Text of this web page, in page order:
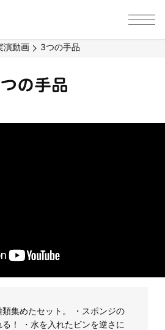
演動画 3つの手品
の手品
集めたセット。 ・スポンジの
！ ・水を入れたビンを逆さに